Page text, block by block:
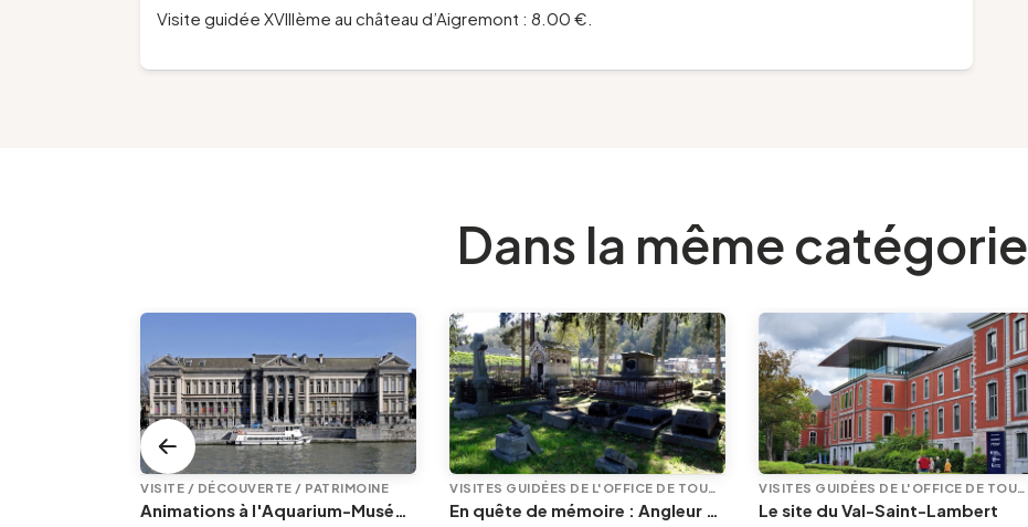
Visite guidée XVIIIème au château d’Aigremont : 8.00 €.
Dans la même catégorie
VISITE / DÉCOUVERTE / PATRIMOINE
Animations à l'Aquarium-Muséum
VISITES GUIDÉES DE L'OFFICE DE TOURISME
En quête de mémoire : Angleur et son petit cimetière de la Diguette, promenade certes mortelle, mais bien vivante
VISITES GUIDÉES DE L'OFFICE DE TOURISME
Le site du Val-Saint-Lambert